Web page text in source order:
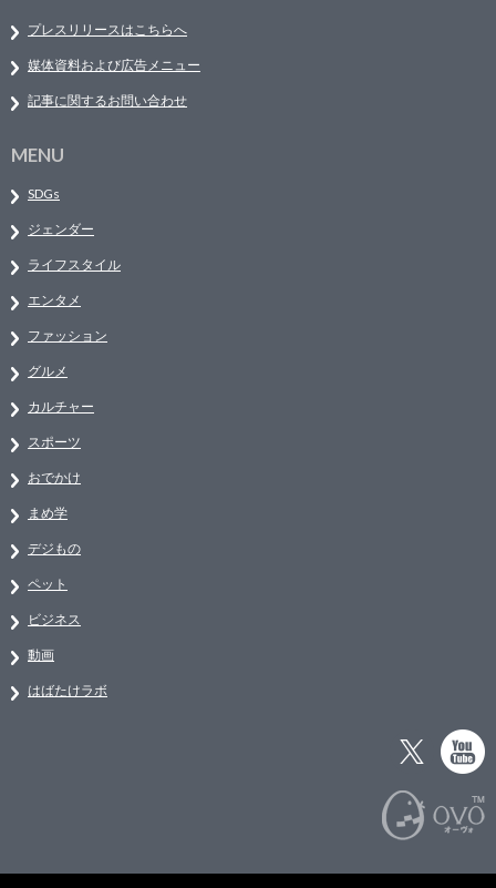
プレスリリースはこちらへ
媒体資料および広告メニュー
記事に関するお問い合わせ
MENU
SDGs
ジェンダー
ライフスタイル
エンタメ
ファッション
グルメ
カルチャー
スポーツ
おでかけ
まめ学
デジもの
ペット
ビジネス
動画
はばたけラボ